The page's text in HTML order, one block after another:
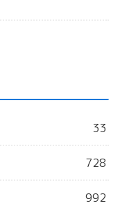
33
728
992